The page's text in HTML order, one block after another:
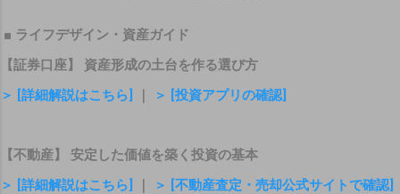
■ ライフデザイン・資産ガイド
【証券口座】 資産形成の土台を作る選び方
＞ [詳細解説はこちら]
＞ [投資アプリの確認]
【不動産】 安定した価値を築く投資の基本
＞ [詳細解説はこちら]
＞ [不動産査定・売却公式サイトで確認]